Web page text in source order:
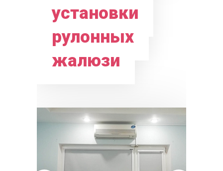
установки
рулонных
жалюзи